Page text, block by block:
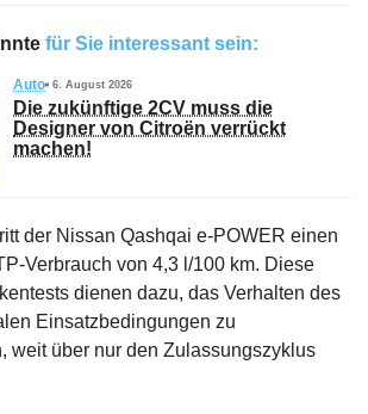
für Sie interessant sein:
Auto 6. August 2026
Die zukünftige 2CV muss die
Designer von Citroën verrückt
machen!
der Nissan Qashqai e-POWER einen
Verbrauch von 4,3 l/100 km. Diese
dienen dazu, das Verhalten des
Einsatzbedingungen zu
weit über nur den Zulassungszyklus